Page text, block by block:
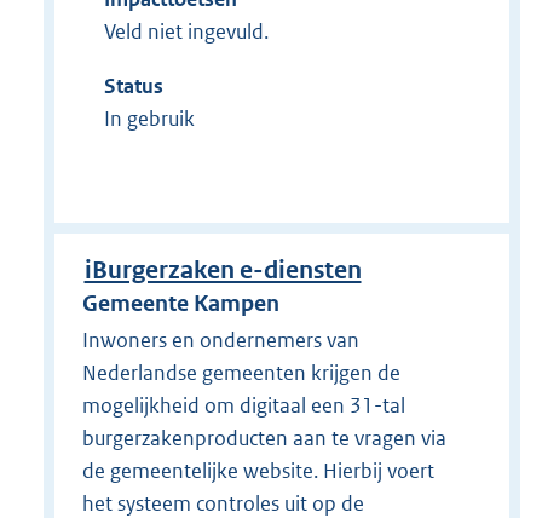
Veld niet ingevuld.
Status
In gebruik
iBurgerzaken e-diensten
Gemeente Kampen
Inwoners en ondernemers van
Nederlandse gemeenten krijgen de
mogelijkheid om digitaal een 31-tal
burgerzakenproducten aan te vragen via
de gemeentelijke website. Hierbij voert
het systeem controles uit op de